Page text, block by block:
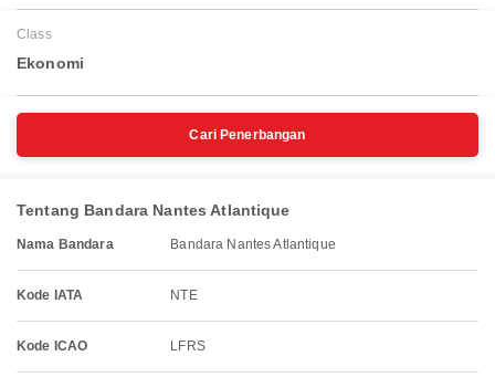
Class
Ekonomi
Cari Penerbangan
Tentang Bandara Nantes Atlantique
Nama Bandara Bandara Nantes Atlantique
Kode IATA NTE
Kode ICAO LFRS